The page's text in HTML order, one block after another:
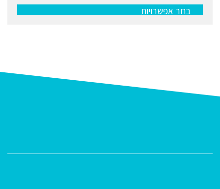
בחר אפשרויותלבחור
את